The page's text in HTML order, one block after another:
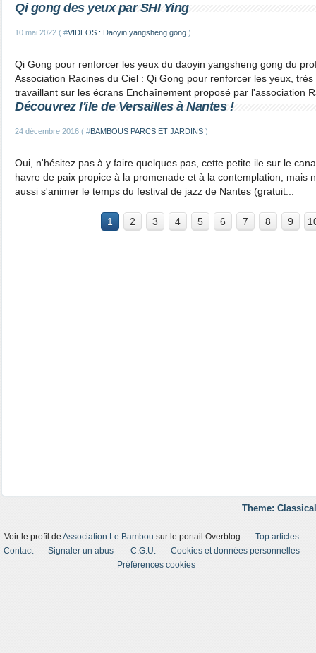
Qi gong des yeux par SHI Ying
10 mai 2022 ( #VIDEOS : Daoyin yangsheng gong )
Qi Gong pour renforcer les yeux du daoyin yangsheng gong du
Association Racines du Ciel : Qi Gong pour renforcer les yeux,
travaillant sur les écrans Enchaînement proposé par l'association
Découvrez l'ile de Versailles à Nantes !
24 décembre 2016 ( #BAMBOUS PARCS ET JARDINS )
Oui, n'hésitez pas à y faire quelques pas, cette petite ile sur le
havre de paix propice à la promenade et à la contemplation, mais
aussi s'animer le temps du festival de jazz de Nantes (gratuit...
1 2 3 4 5 6 7 8 9
Theme:
Voir le profil de Association Le Bambou sur le portail Overblog
Top articles
Contact
Signaler un abus C.G.U.
Cookies et données personnelles
Préférences cookies